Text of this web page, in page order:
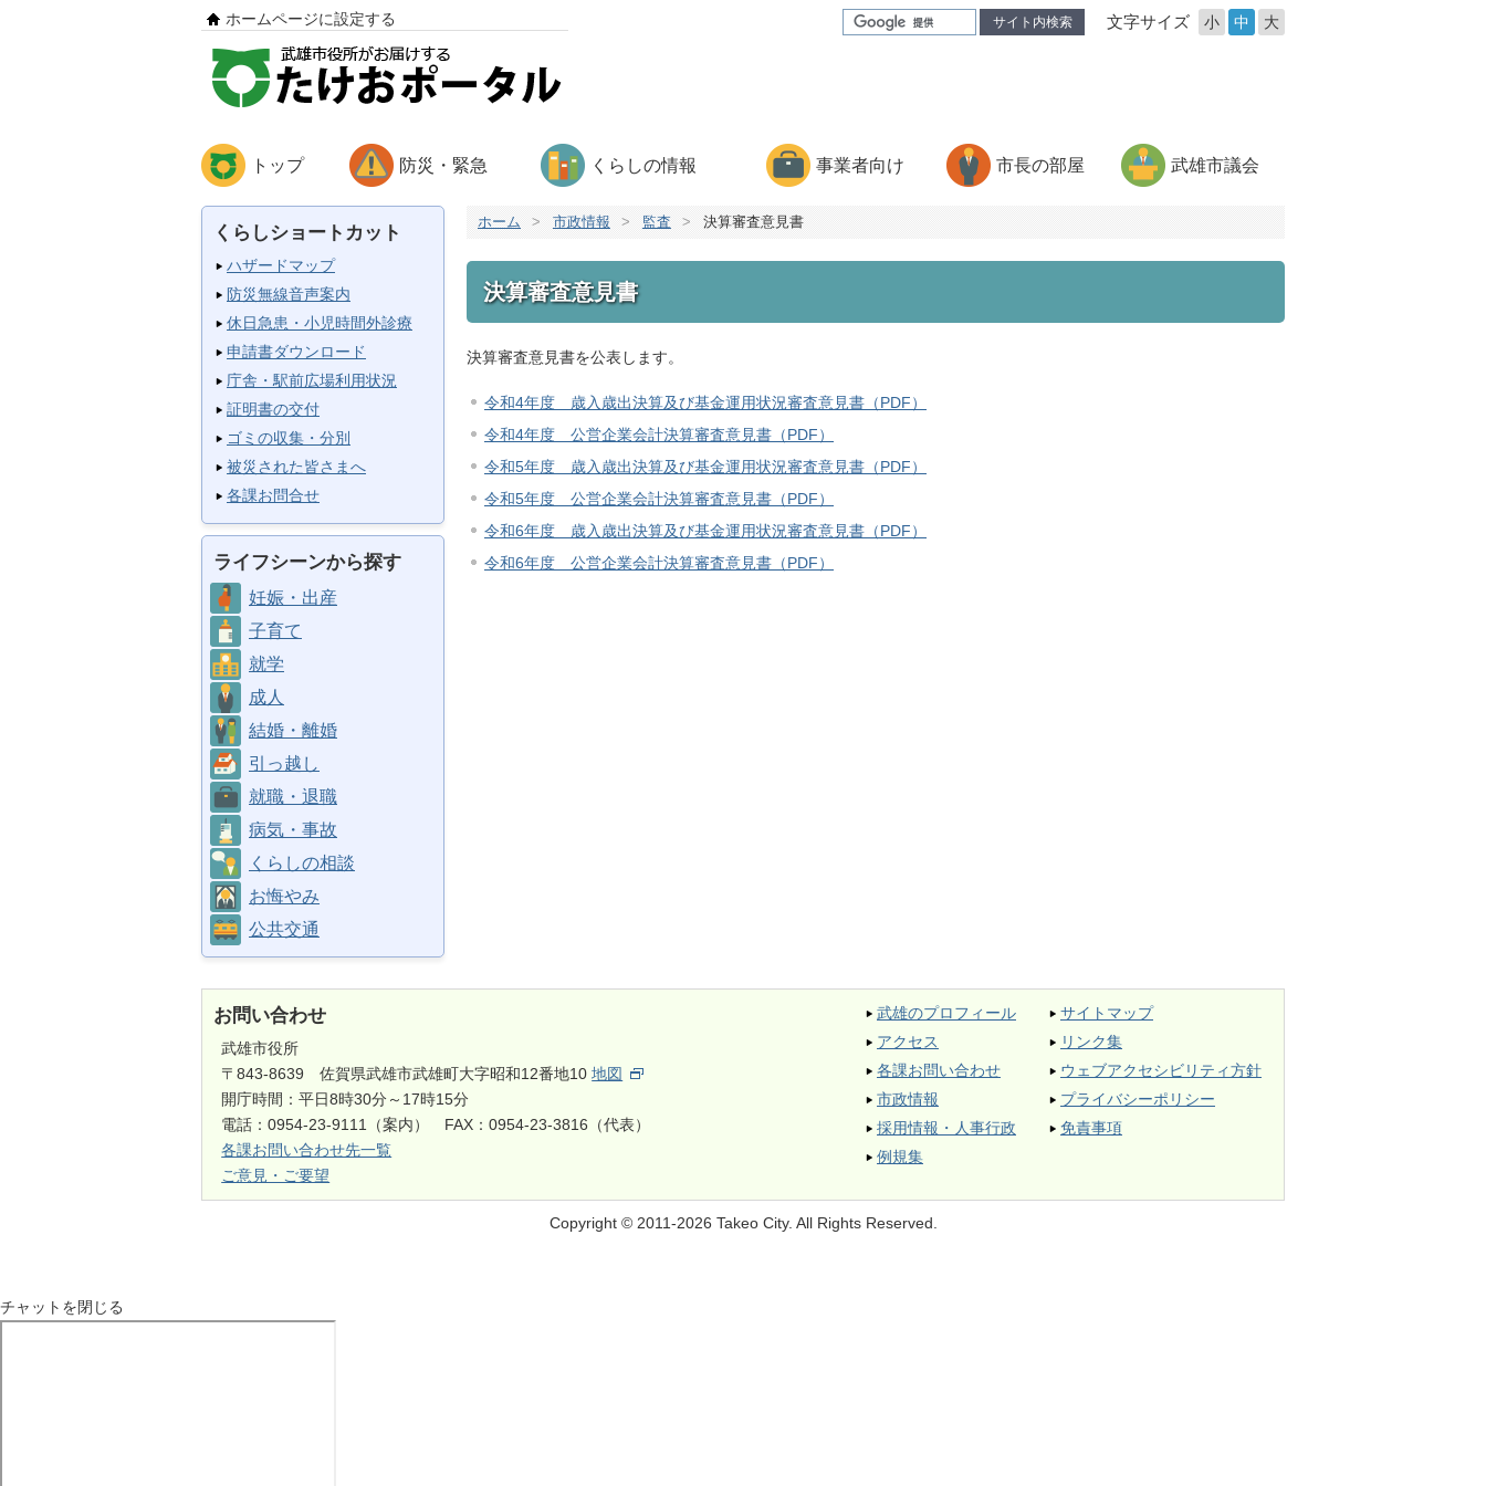
サイト内検索 文字サイズ 小 中 大
ホームページに設定する
トップ 防災・緊急 くらしの情報 事業者向け 市長の部屋 武雄市議会
くらしショートカット
ハザードマップ
防災無線音声案内
休日急患・小児時間外診療
申請書ダウンロード
庁舎・駅前広場利用状況
証明書の交付
ゴミの収集・分別
被災された皆さまへ
各課お問合せ
ライフシーンから探す
妊娠・出産
子育て
就学
成人
結婚・離婚
引っ越し
就職・退職
病気・事故
くらしの相談
お悔やみ
公共交通
ホーム > 市政情報 > 監査 > 決算審査意見書
決算審査意見書
決算審査意見書を公表します。
令和4年度 歳入歳出決算及び基金運用状況審査意見書（PDF）
令和4年度 公営企業会計決算審査意見書（PDF）
令和5年度 歳入歳出決算及び基金運用状況審査意見書（PDF）
令和5年度 公営企業会計決算審査意見書（PDF）
令和6年度 歳入歳出決算及び基金運用状況審査意見書（PDF）
令和6年度 公営企業会計決算審査意見書（PDF）
お問い合わせ
武雄市役所
〒843-8639 佐賀県武雄市武雄町大字昭和12番地10地図
開庁時間：平日8時30分～17時15分
電話：0954-23-9111（案内） FAX：0954-23-3816（代表）
各課お問い合わせ先一覧
ご意見・ご要望
武雄のプロフィール
アクセス
各課お問い合わせ
市政情報
採用情報・人事行政
例規集
サイトマップ
リンク集
ウェブアクセシビリティ方針
プライバシーポリシー
免責事項
Copyright © 2011-2026 Takeo City. All Rights Reserved.
チャットを閉じる